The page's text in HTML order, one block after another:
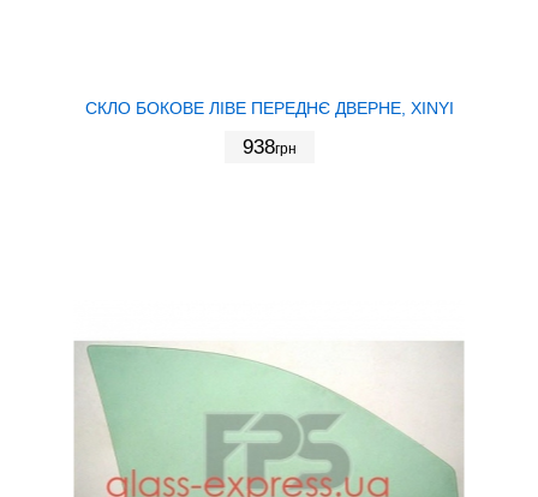
СКЛО БОКОВЕ ЛІВЕ ПЕРЕДНЄ ДВЕРНЕ, XINYI
938грн